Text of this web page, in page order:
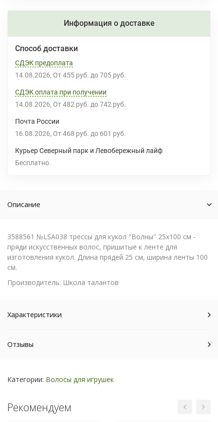
Информация о доставке
Способ доставки
СДЭК предоплата
14.08.2026 От 455 руб. до 705 руб.
СДЭК оплата при получении
14.08.2026 От 482 руб. до 742 руб.
Почта России
16.08.2026 От 468 руб. до 601 руб.
Курьер Северный парк и Левобережный лайф
Бесплатно
Описание
3588561 №LSA038 трессы для кукол "Волны" 25х100 см -
пряди искусственных волос, пришитые к ленте для
изготовления кукол. Длина прядей 25 см, ширина ленты 100
см.
Производитель: Школа талантов
Характеристики
Отзывы
Категории: Волосы для игрушек
Рекомендуем